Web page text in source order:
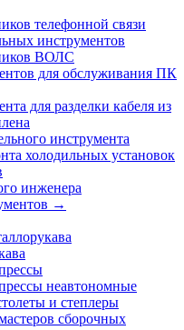
телефонной связи
инструментов
ВОЛС
для обслуживания ПК
для разделки кабеля из
инструмента
холодильных установок
инженера
→
неавтономные
и степлеры
сборочных